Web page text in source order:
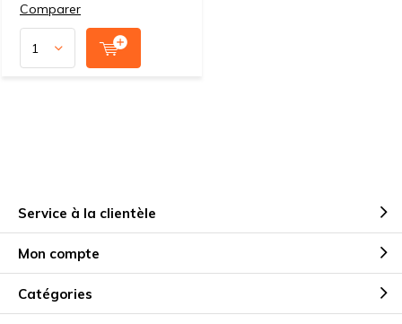
Comparer
Service à la clientèle
Mon compte
Catégories